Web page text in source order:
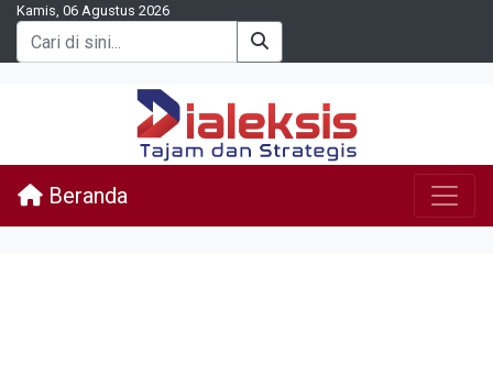
Kamis, 06 Agustus 2026
Beranda